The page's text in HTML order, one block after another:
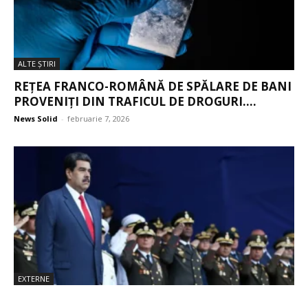
ALTE ŞTIRI
REȚEA FRANCO-ROMÂNĂ DE SPĂLARE DE BANI
PROVENIȚI DIN TRAFICUL DE DROGURI....
News Solid - februarie 7, 2026
EXTERNE